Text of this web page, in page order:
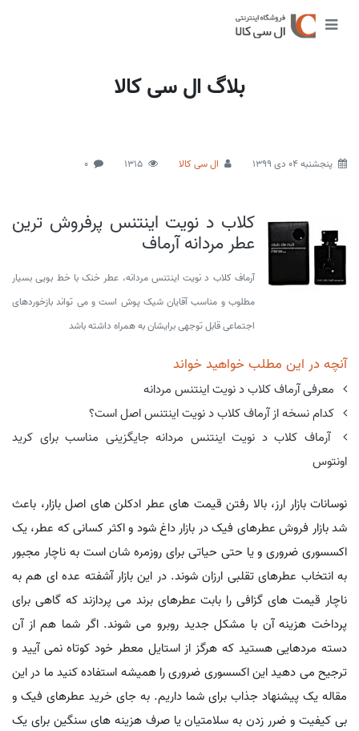
بلاگ ال سی کالا
پنجشنبه 04 دی 1399 ال سی کالا 1315
0
کلاب د نویت اینتنس پرفروش ترین
عطر مردانه آرماف
آرماف کلاب د نویت اینتنس مردانه، عطر خنک با خط بویی بسیار
مطلوب و مناسب آقایان شیک پوش است و می تواند بازخوردهای
اجتماعی قابل توجهی برایشان به همراه داشته باشد
آنچه در این مطلب خواهید خواند
معرفی آرماف کلاب د نویت اینتنس مردانه
کدام نسخه از آرماف کلاب د نویت اینتنس اصل است؟
آرماف کلاب د نویت اینتنس مردانه جایگزینی مناسب برای کرید
اونتوس
نوسانات بازار ارز، بالا رفتن قیمت های عطر ادکلن های اصل بازار، باعث
شد بازار فروش عطرهای فیک در بازار داغ شود و اکثر کسانی که عطر، یک
اکسسوری ضروری و یا حتی حیاتی برای روزمره شان است به ناچار مجبور
به انتخاب عطرهای تقلبی ارزان شوند. در این بازار آشفته عده ای هم به
ناچار قیمت های گزافی را بابت عطرهای برند می پردازند که گاهی برای
پرداخت هزینه آن با مشکل جدید روبرو می شوند. اگر شما هم از آن
دسته مردهایی هستید که هرگز از استایل معطر خود کوتاه نمی آیید و
ترجیح می دهید این اکسسوری ضروری را همیشه استفاده کنید ما در این
مقاله یک پیشنهاد جذاب برای شما داریم. به جای خرید عطرهای فیک و
بی کیفیت و ضرر زدن به سلامتیان یا صرف هزینه های سنگین برای یک